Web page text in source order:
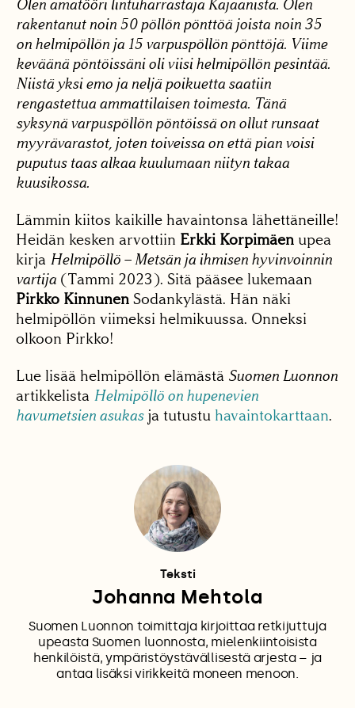
Olen amatööri lintuharrastaja Kajaanista. Olen
rakentanut noin 50 pöllön pönttöä joista noin 35
on helmipöllön ja 15 varpuspöllön pönttöjä. Viime
keväänä pöntöissäni oli viisi helmipöllön pesintää.
Niistä yksi emo ja neljä poikuetta saatiin
rengastettua ammattilaisen toimesta. Tänä
syksynä varpuspöllön pöntöissä on ollut runsaat
myyrävarastot, joten toiveissa on että pian voisi
puputus taas alkaa kuulumaan niityn takaa
kuusikossa.
Lämmin kiitos kaikille havaintonsa lähettäneille!
Heidän kesken arvottiin Erkki Korpimäen upea
kirja Helmipöllö – Metsän ja ihmisen hyvinvoinnin
vartija (Tammi 2023). Sitä pääsee lukemaan
Pirkko Kinnunen Sodankylästä. Hän näki
helmipöllön viimeksi helmikuussa. Onneksi
olkoon Pirkko!
Lue lisää helmipöllön elämästä Suomen Luonnon
artikkelista Helmipöllö on hupenevien
havumetsien asukasja tutustu havaintokarttaan.
Teksti
Johanna Mehtola
Suomen Luonnon toimittaja kirjoittaa retkijuttuja
upeasta Suomen luonnosta, mielenkiintoisista
henkilöistä, ympäristöystävällisestä arjesta – ja
antaa lisäksi virikkeitä moneen menoon.